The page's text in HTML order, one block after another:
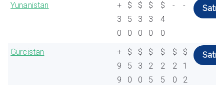
Yunanistan
+
3
0
$
5
0
$
3
0
$
3
0
$
4
0
- - Satın
Gürcistan
+
9
9
$
5
0
$
3
0
$
2
5
$
2
5
$
2
0
$
1
2
Satın